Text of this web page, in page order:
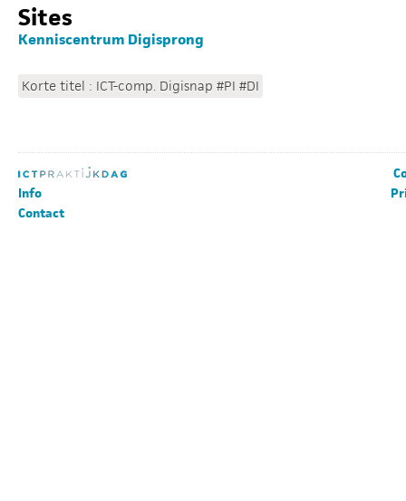
Sites
Kenniscentrum Digisprong
Korte titel : ICT-comp. Digisnap #PI #DI
Info
Contact